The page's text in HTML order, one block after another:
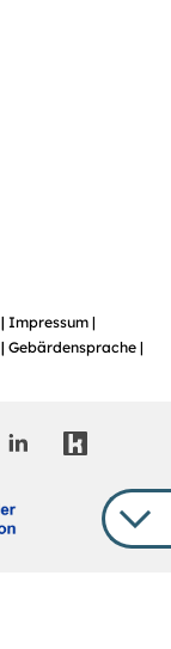
Impressum
Gebärdensprache